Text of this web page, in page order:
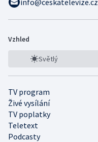
Vzhled
Světlý
TV program
Živé vysílání
TV poplatky
Teletext
Podcasty